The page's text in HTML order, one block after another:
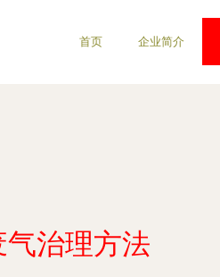
首页 企业简介
气治理方法